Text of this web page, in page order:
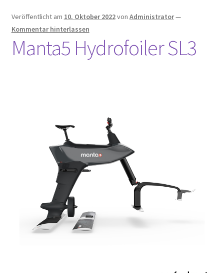
Über FunShop
Impressum
Veröffentlicht am 10. Oktober 2022von Administrator—
Kommentar hinterlassen
Manta5 Hydrofoiler SL3